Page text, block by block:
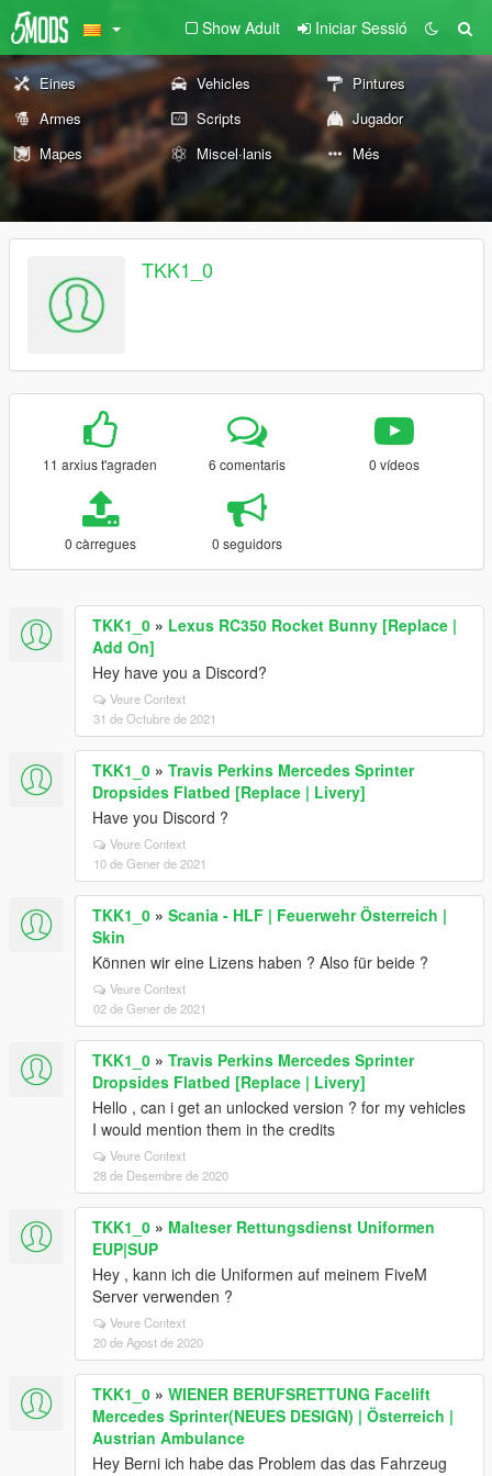
Show Adult Iniciar Sessió
Eines Vehicles
Pintures
Armes
Scripts
Jugador
Mapes
Miscel·lanis Més
TKK1_0
11 arxius t'agraden 6 comentaris 0 vídeos
0 càrregues 0 seguidors
TKK1_0 » Lexus RC350 Rocket Bunny [Replace |
Add On]
Hey have you a Discord?
Veure Context
31 de Octubre de 2021
TKK1_0 » Travis Perkins Mercedes Sprinter
Dropsides Flatbed [Replace | Livery]
Have you Discord ?
Veure Context
10 de Gener de 2021
TKK1_0 » Scania - HLF | Feuerwehr Österreich |
Skin
Können wir eine Lizens haben ? Also für beide ?
Veure Context
02 de Gener de 2021
TKK1_0 » Travis Perkins Mercedes Sprinter
Dropsides Flatbed [Replace | Livery]
Hello , can i get an unlocked version ? for my vehicles
I would mention them in the credits
Veure Context
28 de Desembre de 2020
TKK1_0 » Malteser Rettungsdienst Uniformen
EUP|SUP
Hey , kann ich die Uniformen auf meinem FiveM
Server verwenden ?
Veure Context
20 de Agost de 2020
TKK1_0 » WIENER BERUFSRETTUNG Facelift
Mercedes Sprinter(NEUES DESIGN) | Österreich |
Austrian Ambulance
Hey Berni ich habe das Problem das das Fahrzeug